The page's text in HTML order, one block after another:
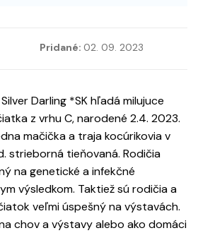
Pridané: 02. 09. 2023
Darling *SK hľadá milujuce
z vrhu C, narodené 2.4. 2023.
mačička a traja kocúrikovia v
strieborná tieňovaná. Rodičia
na genetické a infekčné
výsledkom. Taktiež sú rodičia a
veľmi úspešný na výstavách.
chov a výstavy alebo ako domáci